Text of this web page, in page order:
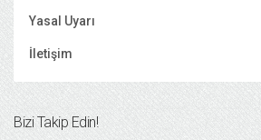
Yasal Uyarı
İletişim
Bizi Takip Edin!